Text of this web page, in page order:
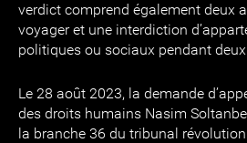
verdict comprend également deux
voyager et une interdiction
politiques ou sociaux pendant
Le 28 août 2023, la demande
des droits humains Nasim
la branche 36 du tribunal